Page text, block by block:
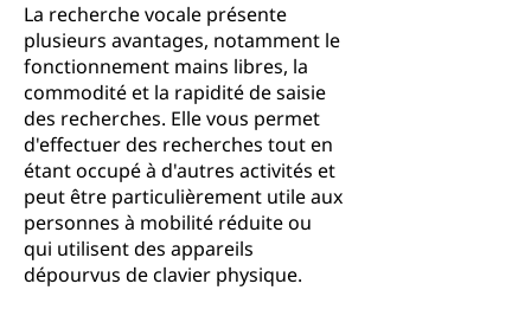
La recherche vocale présente
plusieurs avantages, notamment le
fonctionnement mains libres, la
commodité et la rapidité de saisie
des recherches. Elle vous permet
d'effectuer des recherches tout en
étant occupé à d'autres activités et
peut être particulièrement utile aux
personnes à mobilité réduite ou
qui utilisent des appareils
dépourvus de clavier physique.